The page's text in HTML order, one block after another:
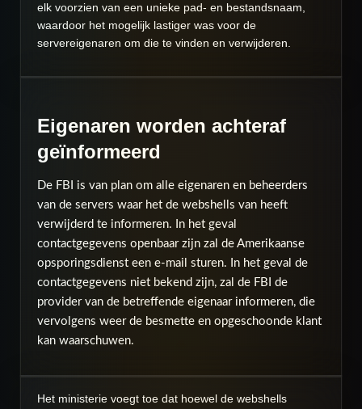
elk voorzien van een unieke pad- en bestandsnaam,
waardoor het mogelijk lastiger was voor de
servereigenaren om die te vinden en verwijderen.
Eigenaren worden achteraf
geïnformeerd
De FBI is van plan om alle eigenaren en beheerders
van de servers waar het de webshells van heeft
verwijderd te informeren. In het geval
contactgegevens openbaar zijn zal de Amerikaanse
opsporingsdienst een e-mail sturen. In het geval de
contactgegevens niet bekend zijn, zal de FBI de
provider van de betreffende eigenaar informeren, die
vervolgens weer de besmette en opgeschoonde klant
kan waarschuwen.
Het ministerie voegt toe dat hoewel de webshells